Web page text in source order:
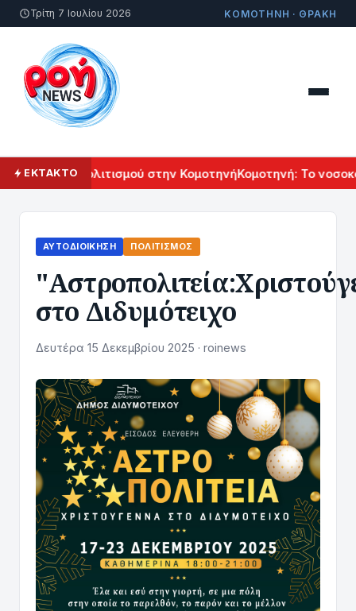
Τρίτη 7 Ιουλίου 2026 ΚΟΜΟΤΗΝΗ · ΘΡΑΚΗ
ΕΚΤΑΚΤΟΠολιτισμού στην ΚομοτηνήΚομοτηνή: Το
ΑΥΤΟΔΙΟΊΚΗΣΗ ΠΟΛΙΤΙΣΜΌΣ
στο Διδυμότειχο
Δευτέρα 15 Δεκεμβρίου 2025 · roinews